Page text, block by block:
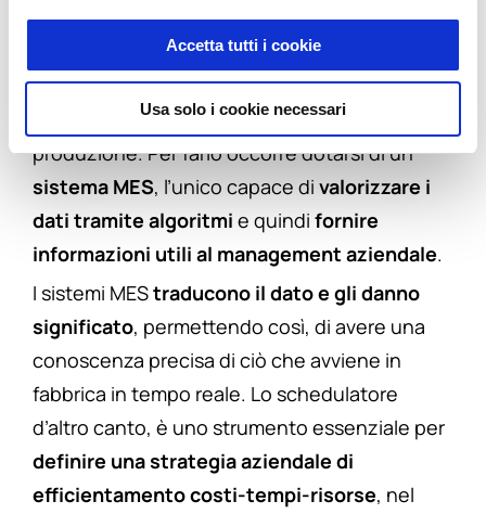
Accetta tutti i cookie
Usa solo i cookie necessari
hanno bisogno di essere raccolti e soprattutto
letti da sistemi in grado di generare
conoscenza utilizzabile e fornire quindi
informazioni significative sull’andamento della
produzione. Per farlo occorre dotarsi di un
sistema MES, l’unico capace di valorizzare i
dati tramite algoritmi e quindi fornire
informazioni utili al management aziendale.
I sistemi MEStraducono il dato e gli danno
significato, permettendo così, di avere una
conoscenza precisa di ciò che avviene in
fabbrica in tempo reale. Lo schedulatore
d’altro canto, è uno strumento essenziale per
definire una strategia aziendale di
efficientamento costi-tempi-risorse, nel